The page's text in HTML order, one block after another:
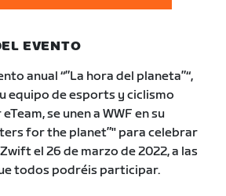
EVENTO
anual “”La hora del planeta”“,
equipo de esports y ciclismo
se unen a WWF en su
for the planet”" para celebrar
el 26 de marzo de 2022, a las
todos podréis participar.